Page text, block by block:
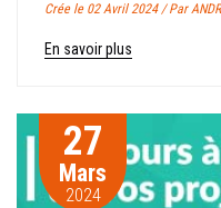
Crée le 02 Avril 2024 / Par
En savoir plus
27
Mars
2024